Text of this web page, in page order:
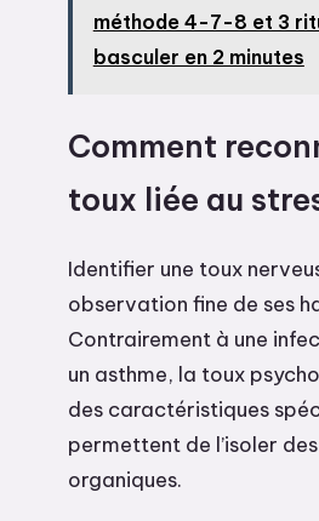
méthode 4-7-8 et 3
basculer en 2 minutes
Comment
toux liée au
Identifier une toux
observation fine de ses
Contrairement à une
un asthme, la toux
des caractéristiques
permettent de l’isoler
organiques.